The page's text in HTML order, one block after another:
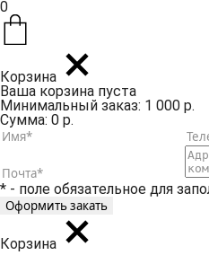
0
Корзина
Ваша корзина пуста
Минимальный заказ: 1 000 р.
Сумма: 0 р.
* - поле обязательное для
Корзина